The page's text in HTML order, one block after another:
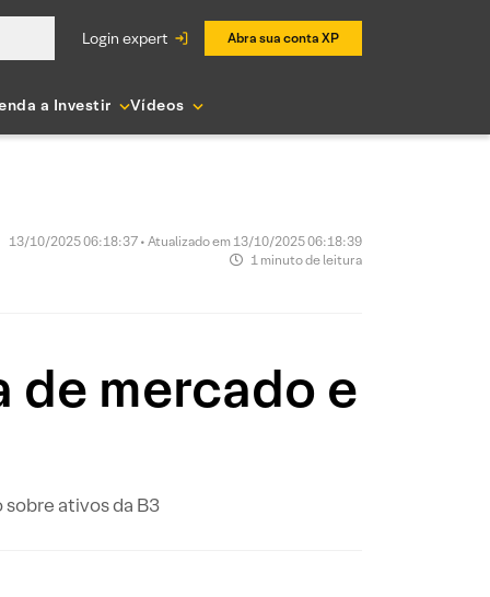
login expert Abra sua conta XP
a Investir Vídeos
13/10/2025 06:18:37 • Atualizado em 13/10/2025 06:18:39
1 minuto de leitura
de mercado e
ativos da B3